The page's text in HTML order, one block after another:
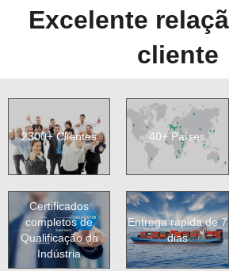
Excelente
cliente
2300+ Clientes 40+ Países
Certificados
completos de
Qualificação da
Indústria
Entrega rápida de 7
dias